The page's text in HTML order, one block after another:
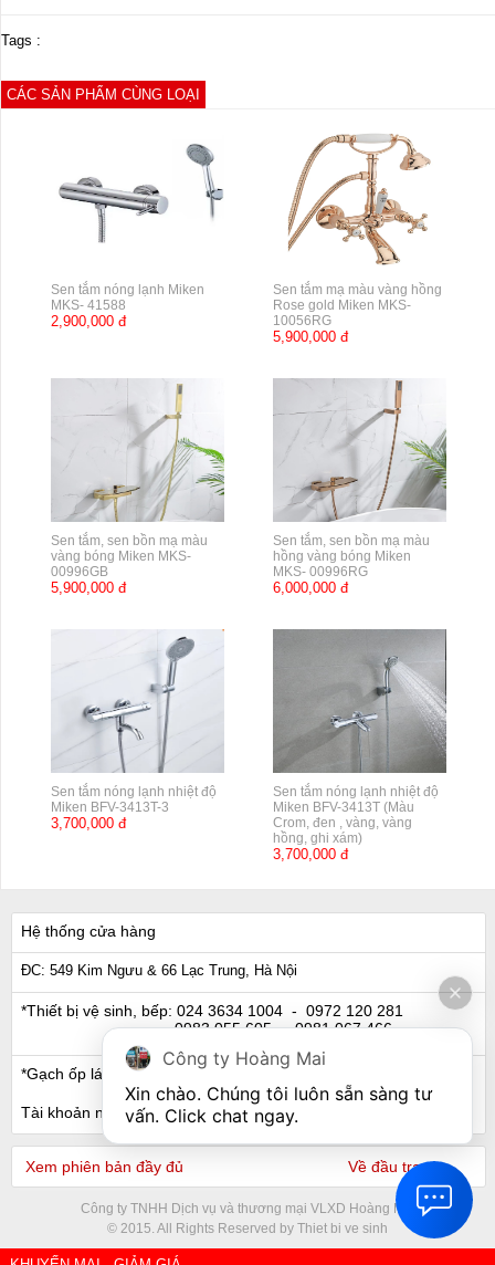
Tags :
CÁC SẢN PHẨM CÙNG LOẠI
Sen tắm nóng lạnh Miken
MKS- 41588
2,900,000 đ
Sen tắm mạ màu vàng hồng
Rose gold Miken MKS-
10056RG
5,900,000 đ
Sen tắm, sen bồn mạ màu
vàng bóng Miken MKS-
00996GB
5,900,000 đ
Sen tắm, sen bồn mạ màu
hồng vàng bóng Miken
MKS- 00996RG
6,000,000 đ
Sen tắm nóng lạnh nhiệt độ
Miken BFV-3413T-3
3,700,000 đ
Sen tắm nóng lạnh nhiệt độ
Miken BFV-3413T (Màu
Crom, đen , vàng, vàng
hồng, ghi xám)
3,700,000 đ
Hệ thống cửa hàng
ĐC: 549 Kim Ngưu & 66 Lạc Trung, Hà Nội
*Thiết bị vệ sinh, bếp: 024 3634 1004 - 0972 120 281
0983 055 605- 0981 067 466
*Gạch ốp lát, Ngói: 024 3632 0280 - 0911 441 066
Tài khoản ngân hàng
Xem phiên bản đầy đủ Về đầu trang
Công ty TNHH Dịch vụ và thương mại VLXD Hoàng Mai
© 2015. All Rights Reserved by Thiet bi ve sinh
Công ty Hoàng Mai
Xin chào. Chúng tôi luôn sẵn sàng tư
vấn. Click chat ngay.